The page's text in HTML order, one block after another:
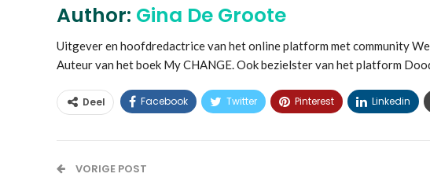
Author: Gina De Groote
Uitgever en hoofdredactrice van het online platform met community
Auteur van het boek My CHANGE. Ook bezielster van het platform
Deel Facebook Twitter Pinterest Linkedin
VORIGE POST